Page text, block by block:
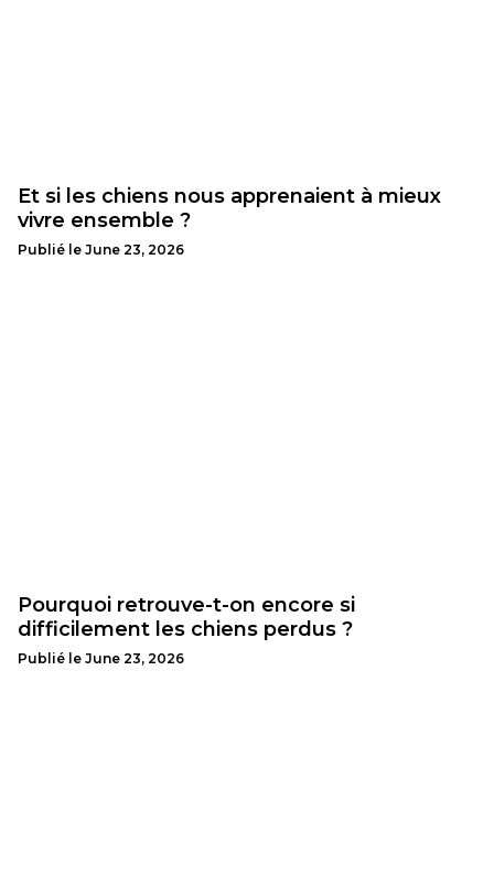
Et si les chiens nous apprenaient à mieux
vivre ensemble ?
Publié le June 23, 2026
Pourquoi retrouve-t-on encore si
difficilement les chiens perdus ?
Publié le June 23, 2026